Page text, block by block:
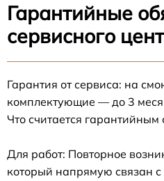
Гарантийные
сервисного
Гарантия от сервиса: на
комплектующие — до 3
Что считается гарантийным
Для работ: Повторное
который напрямую связан